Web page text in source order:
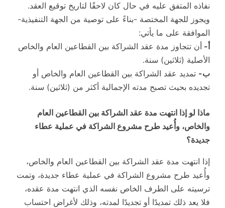
نفاذه المتفق عليه في حال كان لاحقًا لتاريخ توقيع العقد.
ويجوز للجهة المختصة -بناءً على توصية من الجهة التنفيذية-
الموافقة على ما يأتي:
أ- أن تتجاوز مدة عقد الشراكة بين القطاعين العام والخاص
الأصلية (ثلاثين) سنة.
ب- تمديد عقد الشراكة بين القطاعين العام والخاص أو
تجديده بحيث تصبح مدته الإجمالية أكثر من (ثلاثين) سنة.
ماذا لو إذا انتهت مدة عقد الشراكة بين القطاعين العام
والخاص، وأُعيد طرح مشروع الشراكة في عملية عطاء
جديدة؟
إذا انتهت مدة عقد الشراكة بين القطاعين العام والخاص،
وأُعيد طرح مشروع الشراكة في عملية عطاء جديدة، وتمت
ترسيته على الطرف الخاص نفسه الذي انتهت مدة عقده،
فلا يعد ذلك تمديدًا أو تجديدًا لمدته، وذلك لأغراض احتساب